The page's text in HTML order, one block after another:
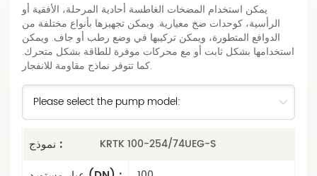
يمكن استخدام المضخات الغاطسة أحادية المرحلة، الأفقية أو
الرأسية، كوحدات ضخ معيارية. ويمكن تجهيزها بأنواع مختلفة من
الدوافع المتطورة، ويمكن تركيبها في وضع رطب أو جاف. ويمكن
استخدامها بشكل ثابت أو مع محركات موفرة للطاقة بشكل متحرك.
كما تتوفر نماذج مقاومة للانفجار.
نموذج : KRTK 100-254/74UEG-S